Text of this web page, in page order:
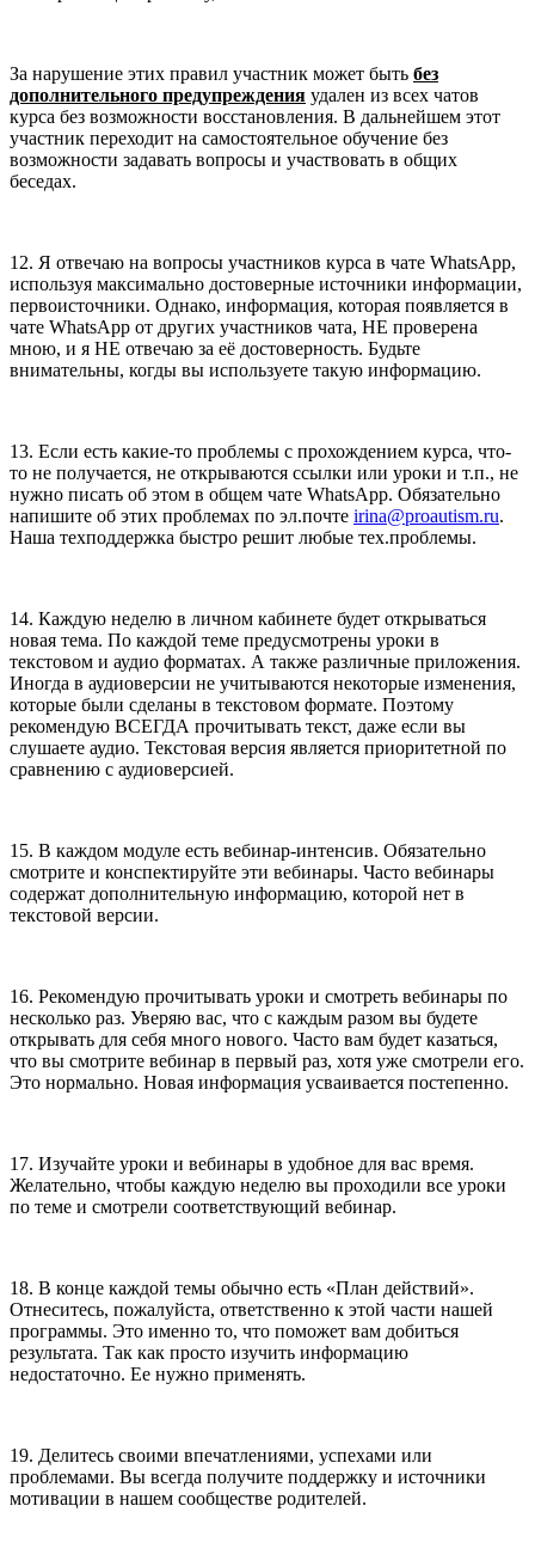
За нарушение этих правил участник может быть без
дополнительного предупреждения удален из всех чатов
курса без возможности восстановления. В дальнейшем этот
участник переходит на самостоятельное обучение без
возможности задавать вопросы и участвовать в общих
беседах.
12. Я отвечаю на вопросы участников курса в чате WhatsApp,
используя максимально достоверные источники информации,
первоисточники. Однако, информация, которая появляется в
чате WhatsApp от других участников чата, НЕ проверена
мною, и я НЕ отвечаю за её достоверность. Будьте
внимательны, когды вы используете такую информацию.
13. Если есть какие-то проблемы с прохождением курса, что-
то не получается, не открываются ссылки или уроки и т.п., не
нужно писать об этом в общем чате WhatsApp. Обязательно
напишите об этих проблемах по эл.почте irina@proautism.ru.
Наша техподдержка быстро решит любые тех.проблемы.
14. Каждую неделю в личном кабинете будет открываться
новая тема. По каждой теме предусмотрены уроки в
текстовом и аудио форматах. А также различные приложения.
Иногда в аудиоверсии не учитываются некоторые изменения,
которые были сделаны в текстовом формате. Поэтому
рекомендую ВСЕГДА прочитывать текст, даже если вы
слушаете аудио. Текстовая версия является приоритетной по
сравнению с аудиоверсией.
15. В каждом модуле есть вебинар-интенсив. Обязательно
смотрите и конспектируйте эти вебинары. Часто вебинары
содержат дополнительную информацию, которой нет в
текстовой версии.
16. Рекомендую прочитывать уроки и смотреть вебинары по
несколько раз. Уверяю вас, что с каждым разом вы будете
открывать для себя много нового. Часто вам будет казаться,
что вы смотрите вебинар в первый раз, хотя уже смотрели его.
Это нормально. Новая информация усваивается постепенно.
17. Изучайте уроки и вебинары в удобное для вас время.
Желательно, чтобы каждую неделю вы проходили все уроки
по теме и смотрели соответствующий вебинар.
18. В конце каждой темы обычно есть «План действий».
Отнеситесь, пожалуйста, ответственно к этой части нашей
программы. Это именно то, что поможет вам добиться
результата. Так как просто изучить информацию
недостаточно. Ее нужно применять.
19. Делитесь своими впечатлениями, успехами или
проблемами. Вы всегда получите поддержку и источники
мотивации в нашем сообществе родителей.